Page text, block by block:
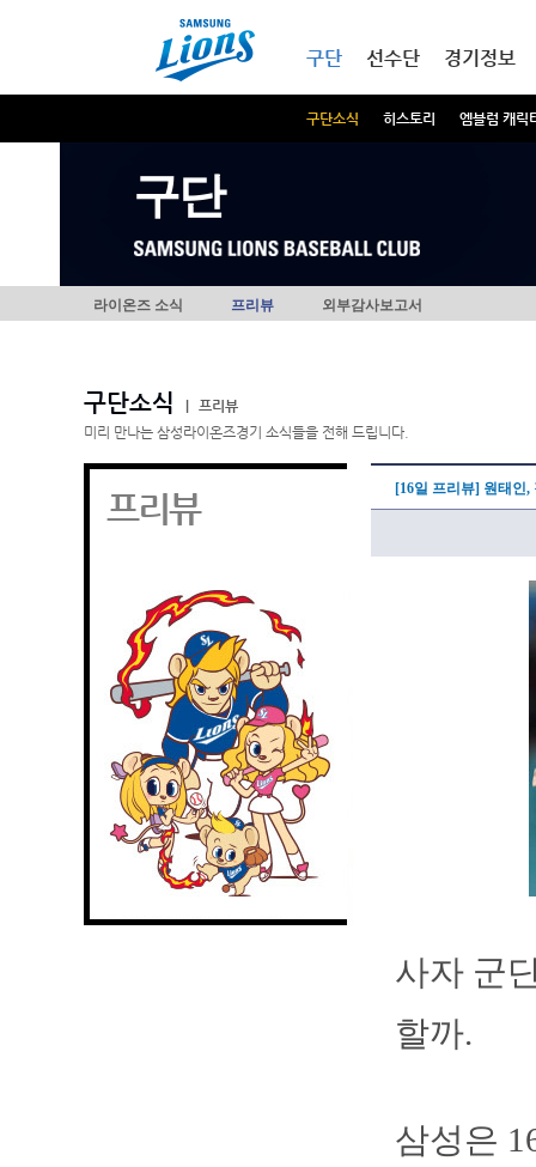
구단
구단소식 히스토리 엠블럼 캐릭
선수단 경기정보
구단
라이온즈 소식 프리뷰 외부감사보고서
구단소식
프리뷰
미리 만나는 삼성라이온즈경기 소식들을 전해 드립니다.
프리뷰 [16일 프리뷰] 원태인
사자 군
할까.
삼성은